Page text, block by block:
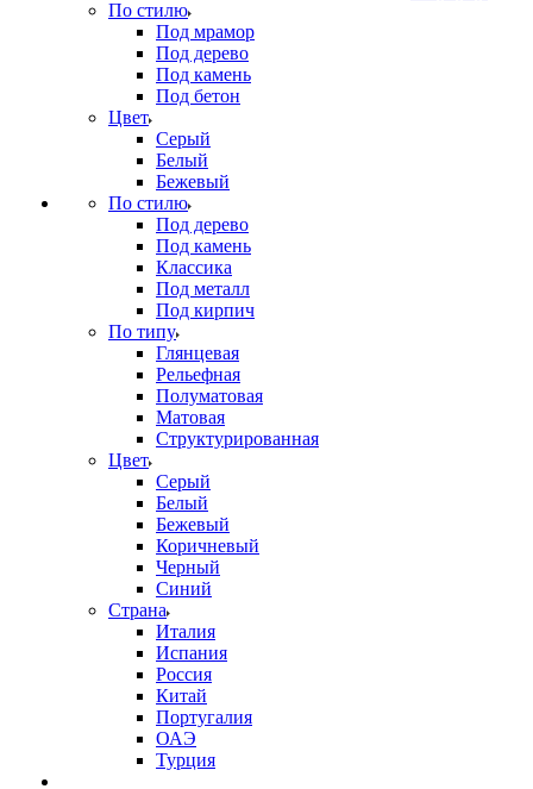
По стилю
Под мрамор
Под дерево
Под камень
Под бетон
Цвет
Серый
Белый
Бежевый
По стилю
Под дерево
Под камень
Классика
Под металл
Под кирпич
По типу
Глянцевая
Рельефная
Полуматовая
Матовая
Структурированная
Цвет
Серый
Белый
Бежевый
Коричневый
Черный
Синий
Страна
Италия
Испания
Россия
Китай
Португалия
ОАЭ
Турция